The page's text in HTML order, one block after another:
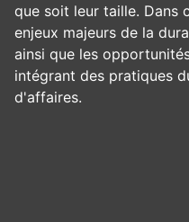
que soit leur taille. Dans
enjeux majeurs de la
ainsi que les
intégrant des pratiques
d'affaires.